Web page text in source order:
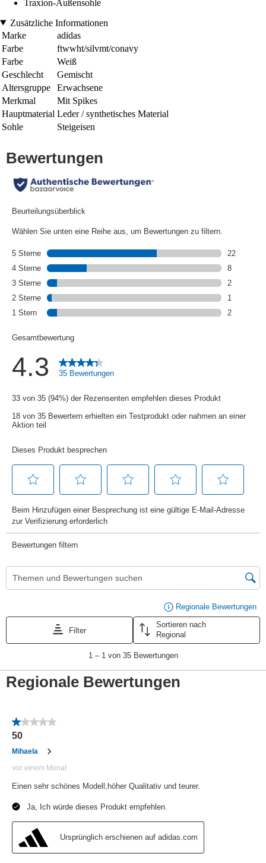
Traxion-Außensohle
Zusätzliche Informationen
Marke
adidas
Farbe
ftwwht/silvmt/conavy
Farbe
Weiß
Geschlecht
Gemischt
Altersgruppe
Erwachsene
Merkmal
Mit Spikes
Hauptmaterial Leder / synthetisches Material
Sohle
Steigeisen